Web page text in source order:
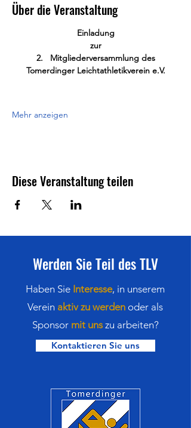
Über die Veranstaltung
Einladung
zur
2.   Mitgliederversammlung des
Tomerdinger Leichtathletikverein e.V.
Mehr anzeigen
Diese Veranstaltung teilen
Werden Sie Teil des TLV
Haben Sie Interesse, in unserem
Verein aktiv zu werden oder als
Sponsor mit unszu arbeiten?
Kontaktieren Sie uns